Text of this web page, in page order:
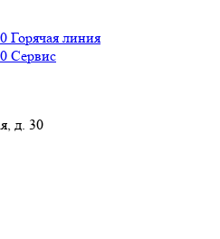
Горячая линия
Сервис
д. 30